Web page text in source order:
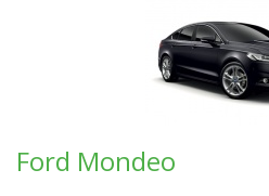
Ford Mondeo